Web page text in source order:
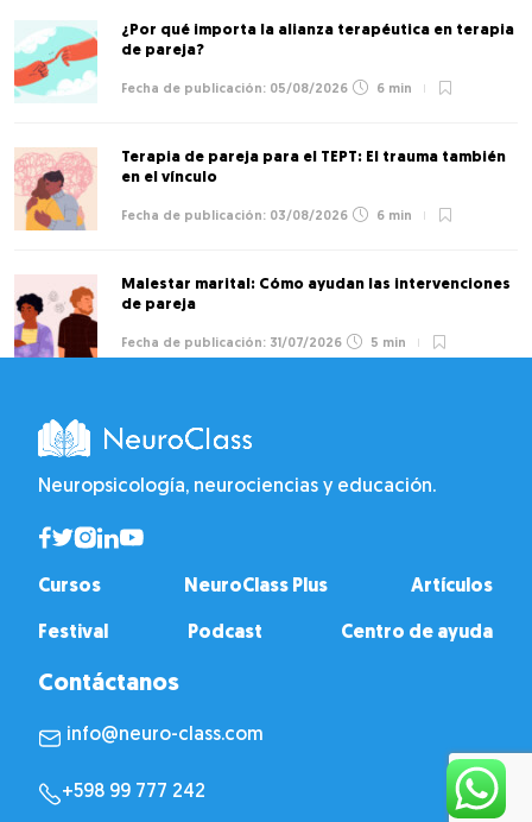
¿Por qué importa la alianza terapéutica en terapia
de pareja?
05/08/2026 6 min
Terapia de pareja para el TEPT: El trauma también
en el vínculo
03/08/2026 6 min
Malestar marital: Cómo ayudan las intervenciones
de pareja
31/07/2026 5 min
Neuropsicología, neurociencias y educación.
Cursos NeuroClass Plus Artículos
Festival Podcast Centro de ayuda
Contáctanos
info@neuro-class.com
+598 99 777 242